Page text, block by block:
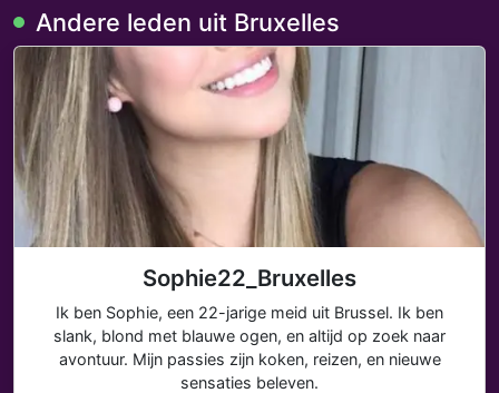
Andere leden uit Bruxelles
Sophie22_Bruxelles
Ik ben Sophie, een 22-jarige meid uit Brussel. Ik ben
slank, blond met blauwe ogen, en altijd op zoek naar
avontuur. Mijn passies zijn koken, reizen, en nieuwe
sensaties beleven.